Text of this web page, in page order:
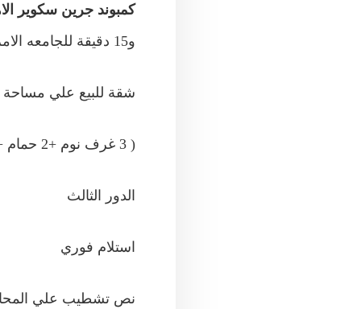
كمبوند جرين سكوير
و15 دقيقة للجامعه الامريكية
شقة للبيع علي مساحة 165م بمقدم تعاقد 320 الف جنية وتقسيط حتي 8 سنين
( 3 غرف نوم +2 حمام + ريسبشن + مطبخ + تراس )
الدور الثالث
استلام فوري
نص تشطيب علي